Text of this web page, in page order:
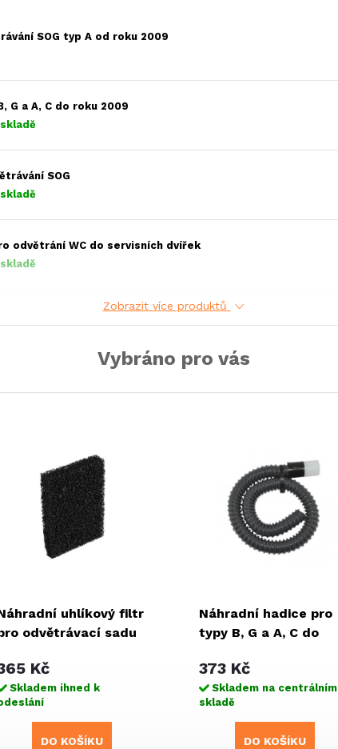
SOG typ A od roku 2009
G a A, C do roku 2009
SOG
odvětrání WC do servisních dvířek
Zobrazit více produktů
Vybráno pro vás
uhlíkový filtr
odvětrávací sadu
Kč
Skladem ihned k
DO KOŠÍKU
Náhradní hadice pro
typy B, G a A, C do
373 Kč
Skladem na centrálním
skladě
DO KOŠÍKU